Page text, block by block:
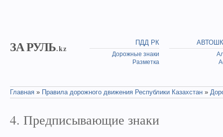
ЗА РУЛЬ.kz
ПДД РК
Дорожные знаки
Разметка
Главная » Правила дорожного движения Республики Казахстан »
4. Предписывающие знаки